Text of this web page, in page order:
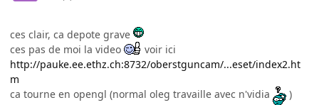
ces clair, ca depote grave
ces pas de moi la video
voir ici
http://pauke.ee.ethz.ch:8732/oberstguncam/...eset/index2.ht
m
ca tourne en opengl (normal oleg travaille avec n'vidia
)